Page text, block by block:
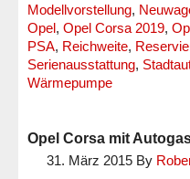
Modellvorstellung,
Opel, Opel Corsa 2019,
PSA, Reichweite,
Serienausstattung,
Wärmepumpe
Opel Corsa mit
31. März 2015 By